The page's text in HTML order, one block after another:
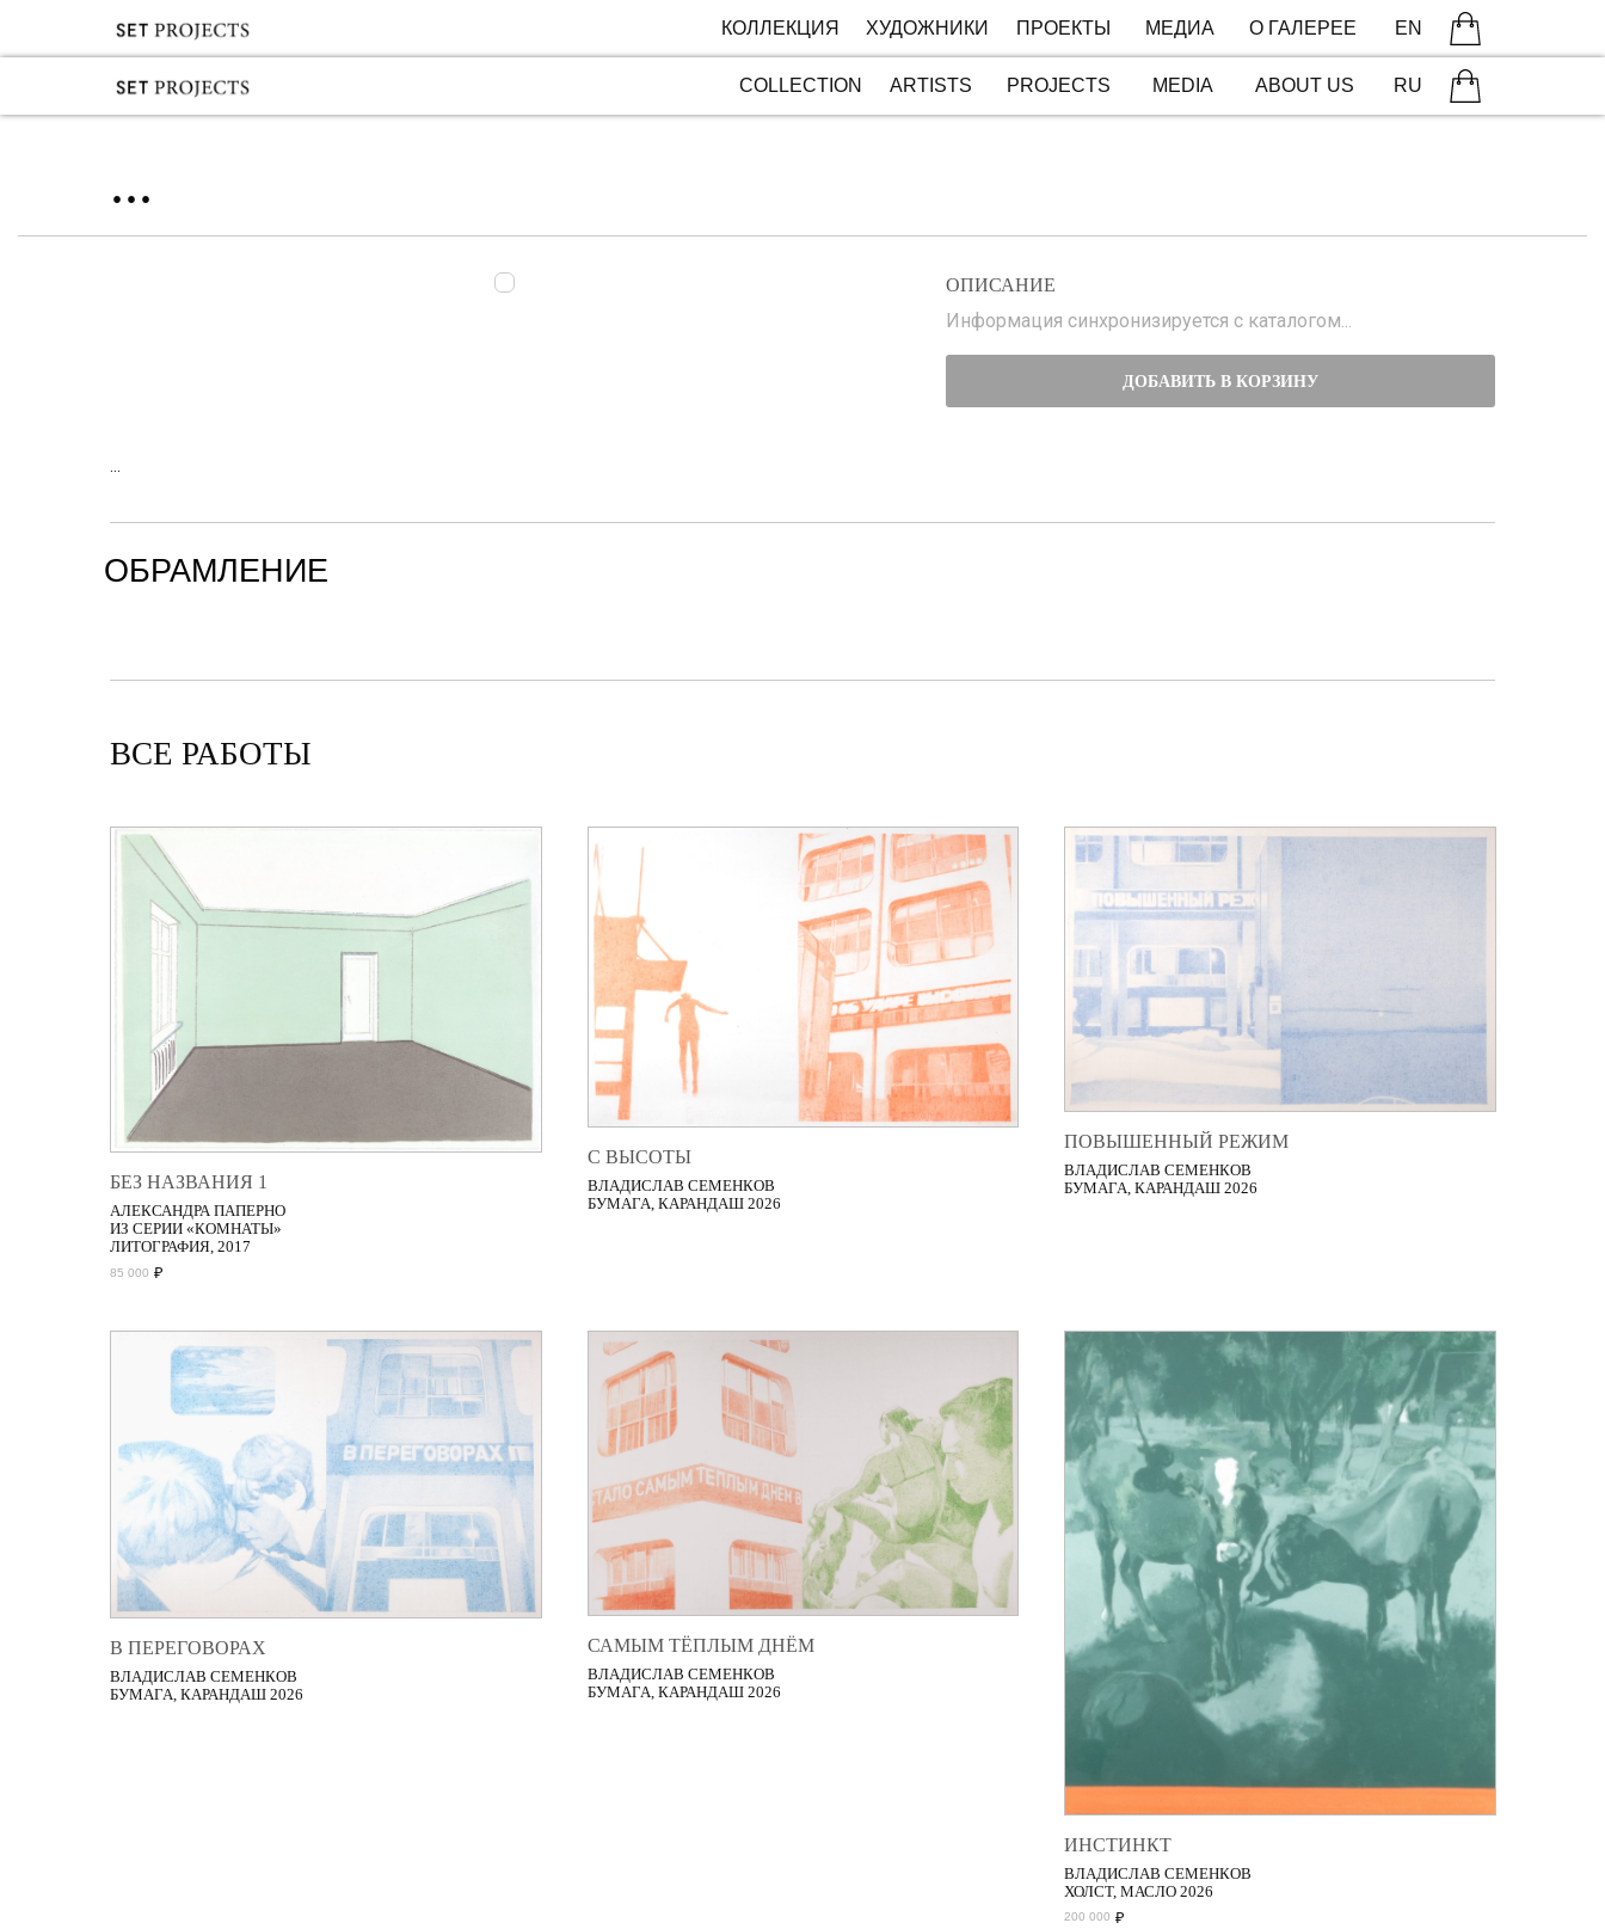
ПРОЕКТЫ
КОЛЛЕКЦИЯ ХУДОЖНИКИ МЕДИА EN
О ГАЛЕРЕЕ
PROJECTS
COLLECTION ARTISTS MEDIA RU
ABOUT US
...
ОПИСАНИЕ
Информация синхронизируется с каталогом...
ДОБАВИТЬ В КОРЗИНУ
...
ОБРАМЛЕНИЕ
ВСЕ РАБОТЫ
БЕЗ НАЗВАНИЯ 1
АЛЕКСАНДРА ПАПЕРНО
ИЗ СЕРИИ «КОМНАТЫ»
ЛИТОГРАФИЯ, 2017
85 000 ₽
С ВЫСОТЫ
ВЛАДИСЛАВ СЕМЕНКОВ
БУМАГА, КАРАНДАШ 2026
ПОВЫШЕННЫЙ РЕЖИМ
ВЛАДИСЛАВ СЕМЕНКОВ
БУМАГА, КАРАНДАШ 2026
В ПЕРЕГОВОРАХ
ВЛАДИСЛАВ СЕМЕНКОВ
БУМАГА, КАРАНДАШ 2026
САМЫМ ТЁПЛЫМ ДНЁМ
ВЛАДИСЛАВ СЕМЕНКОВ
БУМАГА, КАРАНДАШ 2026
ИНСТИНКТ
ВЛАДИСЛАВ СЕМЕНКОВ
ХОЛСТ, МАСЛО 2026
200 000 ₽